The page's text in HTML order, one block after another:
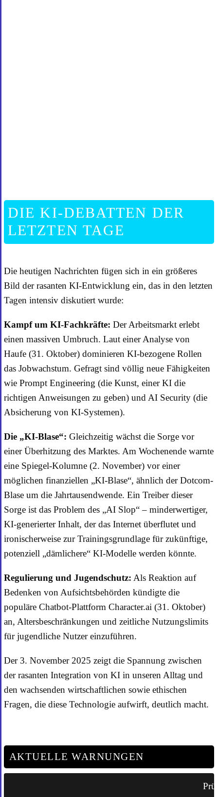
DIE KI-DEBATTEN DER
LETZTEN TAGE
Die heutigen Nachrichten fügen sich in ein größeres
Bild der rasanten KI-Entwicklung ein, das in den letzten
Tagen intensiv diskutiert wurde:
Kampf um KI-Fachkräfte: Der Arbeitsmarkt erlebt
einen massiven Umbruch. Laut einer Analyse von
Haufe (31. Oktober) dominieren KI-bezogene Rollen
das Jobwachstum. Gefragt sind völlig neue Fähigkeiten
wie Prompt Engineering (die Kunst, einer KI die
richtigen Anweisungen zu geben) und AI Security (die
Absicherung von KI-Systemen).
Die „KI-Blase“: Gleichzeitig wächst die Sorge vor
einer Überhitzung des Marktes. Am Wochenende warnte
eine Spiegel-Kolumne (2. November) vor einer
möglichen finanziellen „KI-Blase“, ähnlich der Dotcom-
Blase um die Jahrtausendwende. Ein Treiber dieser
Sorge ist das Problem des „AI Slop“ – minderwertiger,
KI-generierter Inhalt, der das Internet überflutet und
ironischerweise zur Trainingsgrundlage für zukünftige,
potenziell „dämlichere“ KI-Modelle werden könnte.
Regulierung und Jugendschutz: Als Reaktion auf
Bedenken von Aufsichtsbehörden kündigte die
populäre Chatbot-Plattform Character.ai (31. Oktober)
an, Altersbeschränkungen und zeitliche Nutzungslimits
für jugendliche Nutzer einzuführen.
Der 3. November 2025 zeigt die Spannung zwischen
der rasanten Integration von KI in unseren Alltag und
den wachsenden wirtschaftlichen sowie ethischen
Fragen, die diese Technologie aufwirft, deutlich macht.
AKTUELLE WARNUNGEN